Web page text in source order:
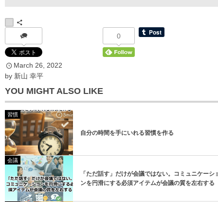
メールアドレス
登録
0
March 26
2022
by 新山 幸平
YOU MIGHT ALSO LIKE
習慣
自分の時間を手にいれる習慣を作る
会議
「ただ話す」だけが会議ではない。コミュニケーシ
ンを円滑にする必須アイテムが会議の質を左右する